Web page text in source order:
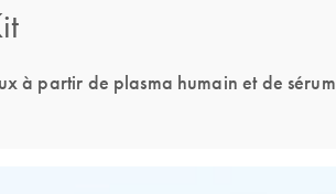
à partir de plasma humain et de sérum